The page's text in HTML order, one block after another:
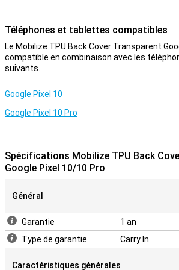
Téléphones et tablettes compatibles
Le Mobilize TPU Back Cover Transparent
compatible en combinaison avec les
suivants.
Google Pixel 10
Google Pixel 10 Pro
Spécifications Mobilize TPU Back
Google Pixel 10/10 Pro
Général
Garantie
1 an
Type de garantie
Carry In
Caractéristiques générales